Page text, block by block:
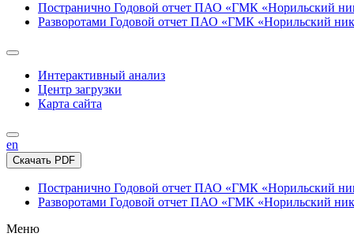
Постранично Годовой отчет ПАО «ГМК «Норильский
Разворотами Годовой отчет ПАО «ГМК «Норильский
Интерактивный анализ
Центр загрузки
Карта сайта
en
Скачать PDF
Постранично Годовой отчет ПАО «ГМК «Норильский
Разворотами Годовой отчет ПАО «ГМК «Норильский
Меню